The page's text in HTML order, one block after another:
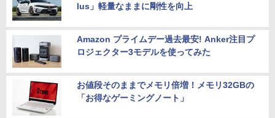
lus」軽量なままに剛性を向上
Amazon プライムデー過去最安! Anker注目プ
ロジェクター3モデルを使ってみた
お値段そのままでメモリ倍増！メモリ32GBの
「お得なゲーミングノート」